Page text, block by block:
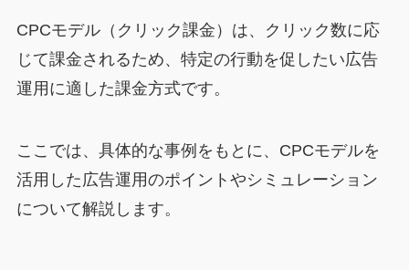
CPCモデル（クリック課金）は、クリック数に応
じて課金されるため、特定の行動を促したい広告
運用に適した課金方式です。
ここでは、具体的な事例をもとに、CPCモデルを
活用した広告運用のポイントやシミュレーション
について解説します。